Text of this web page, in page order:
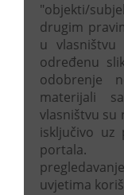
"objekti/
drugim
u
određenu
odobrenje
materijali
vlasništvu su
isključivo uz
portala.
uvjetima